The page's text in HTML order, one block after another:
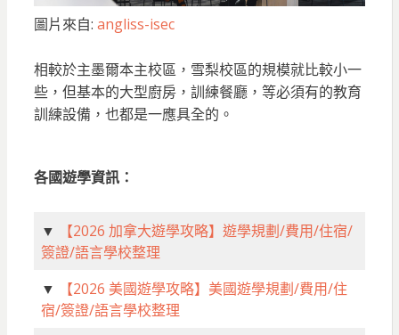
圖片來自: angliss-isec
相較於主墨爾本主校區，雪梨校區的規模就比較小一
些，但基本的大型廚房，訓練餐廳，等必須有的教育
訓練設備，也都是一應具全的。
各國遊學資訊：
▼
【2026 加拿大遊學攻略】遊學規劃/費用/住宿/
簽證/語言學校整理
▼
【2026 美國遊學攻略】美國遊學規劃/費用/住
宿/簽證/語言學校整理